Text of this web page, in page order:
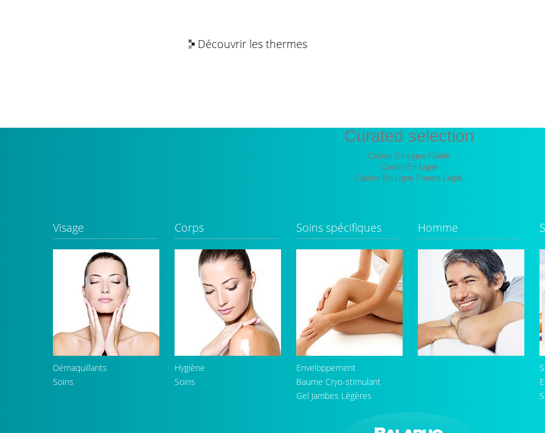
Découvrir les thermes
Curated selection
Casino En Ligne Fiable
Casino En Ligne
Casino En Ligne France Légal
Visage
Démaquillants
Soins
Corps
Hygiène
Soins
Soins spécifiques
Enveloppement
Baume Cryo-stimulant
Gel Jambes Légères
Homme